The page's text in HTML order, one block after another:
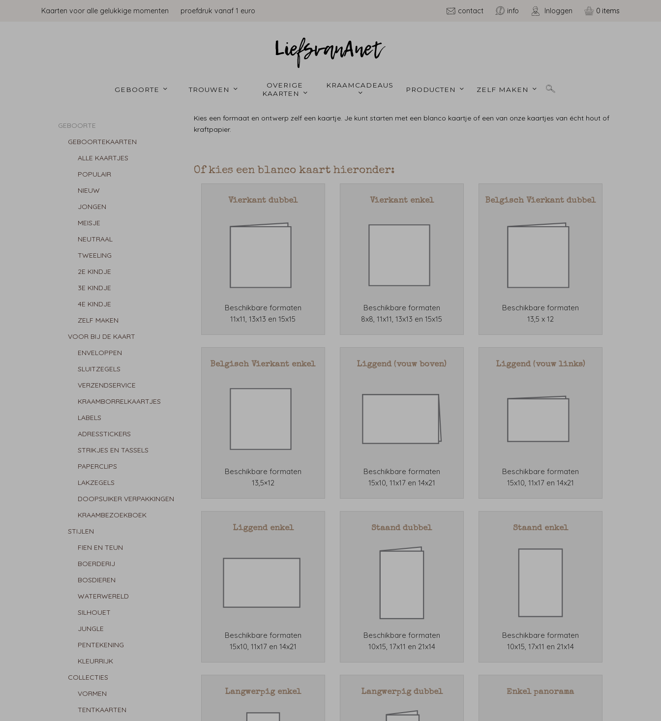
Kaarten voor alle gelukkige momenten proefdruk vanaf 1 euro contact info Inloggen 0
GEBOORTE TROUWEN
OVERIGE
KAARTEN
PRODUCTEN ZELF MAKEN
GEBOORTE
GEBOORTEKAARTEN
ALLE KAARTJES
POPULAIR
NIEUW
JONGEN
MEISJE
NEUTRAAL
TWEELING
2E KINDJE
3E KINDJE
4E KINDJE
ZELF MAKEN
VOOR BIJ DE KAART
ENVELOPPEN
SLUITZEGELS
VERZENDSERVICE
KRAAMBORRELKAARTJES
LABELS
ADRESSTICKERS
STRIKJES EN TASSELS
PAPERCLIPS
LAKZEGELS
DOOPSUIKER VERPAKKINGEN
KRAAMBEZOEKBOEK
STIJLEN
FIEN EN TEUN
BOERDERIJ
BOSDIEREN
WATERWERELD
SILHOUET
JUNGLE
PENTEKENING
KLEURRIJK
COLLECTIES
VORMEN
TENTKAARTEN
Kies een formaat en ontwerp zelf een kaartje. Je kunt starten met een blanco kaartje of een van onze kaartjes van écht hout of
kraftpapier.
Of kies een blanco kaart hieronder:
Vierkant dubbel
Beschikbare formaten
11x11, 13x13 en 15x15
Vierkant enkel
Beschikbare formaten
8x8, 11x11, 13x13 en 15x15
Belgisch Vierkant dubbel
Beschikbare formaten
13,5 x 12
Belgisch Vierkant enkel
Beschikbare formaten
13,5×12
Liggend (vouw boven)
Beschikbare formaten
15x10, 11x17 en 14x21
Liggend (vouw links)
Beschikbare formaten
15x10, 11x17 en 14x21
Liggend enkel
Beschikbare formaten
15x10, 11x17 en 14x21
Staand dubbel
Beschikbare formaten
10x15, 17x11 en 21x14
Staand enkel
Beschikbare formaten
10x15, 17x11 en 21x14
Langwerpig enkel Langwerpig dubbel Enkel panorama